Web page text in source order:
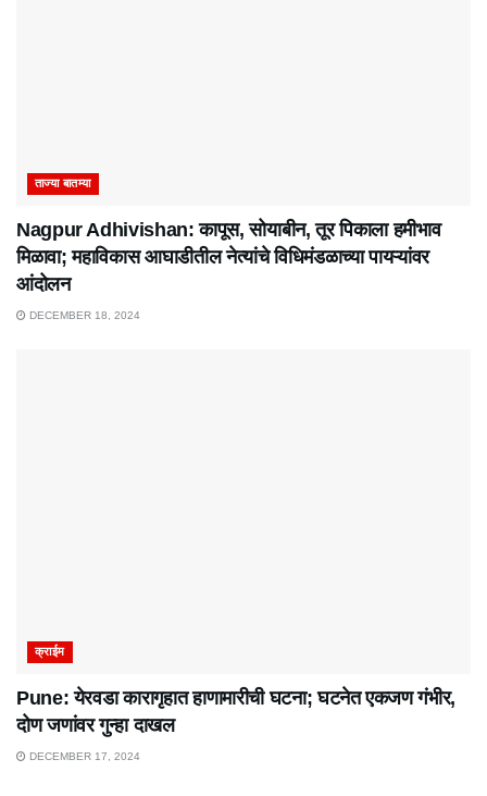
ताज्या बातम्या
Nagpur Adhivishan: कापूस, सोयाबीन, तूर पिकाला हमीभाव
मिळावा; महाविकास आघाडीतील नेत्यांचे विधिमंडळाच्या पायऱ्यांवर
आंदोलन
DECEMBER 18, 2024
क्राईम
Pune: येरवडा कारागृहात हाणामारीची घटना; घटनेत एकजण गंभीर,
दोण जणांवर गुन्हा दाखल
DECEMBER 17, 2024